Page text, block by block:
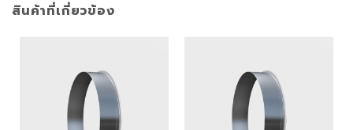
สินค้าที่เกี่ยวข้อง